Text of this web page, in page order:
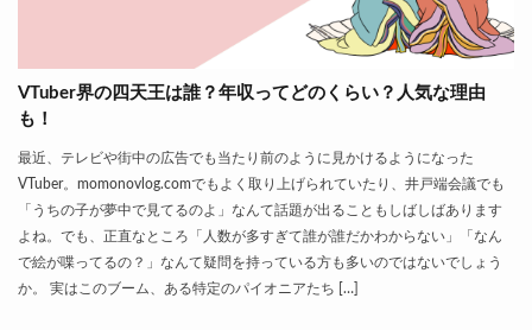
VTuber界の四天王は誰？年収ってどのくらい？人気な理由
も！
最近、テレビや街中の広告でも当たり前のように見かけるようになった
VTuber。momonovlog.comでもよく取り上げられていたり、井戸端会議でも
「うちの子が夢中で見てるのよ」なんて話題が出ることもしばしばあります
よね。でも、正直なところ「人数が多すぎて誰が誰だかわからない」「なん
で絵が喋ってるの？」なんて疑問を持っている方も多いのではないでしょう
か。 実はこのブーム、ある特定のパイオニアたち […]